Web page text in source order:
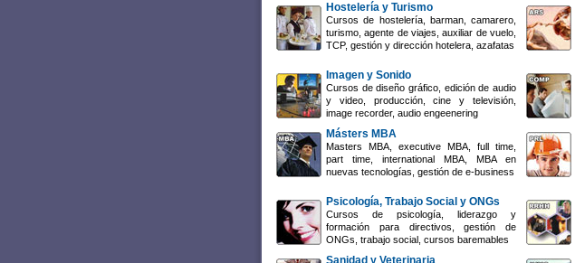
Hostelería y Turismo
Cursos de hostelería, barman, camarero,
turismo, agente de viajes, auxiliar de vuelo,
TCP, gestión y dirección hotelera, azafatas
Imagen y Sonido
Cursos de diseño gráfico, edición de audio
y video, producción, cine y televisión,
image recorder, audio engeenering
Másters MBA
Masters MBA, executive MBA, full time,
part time, international MBA, MBA en
nuevas tecnologías, gestión de e-business
Psicología, Trabajo Social y ONGs
Cursos de psicología, liderazgo y
formación para directivos, gestión de
ONGs, trabajo social, cursos baremables
Sanidad y Veterinaria